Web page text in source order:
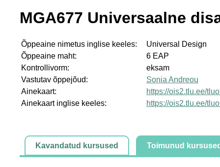
MGA677 Universaalne
Õppeaine nimetus inglise keeles:
Universal Design
Õppeaine maht:
6 EAP
Kontrollivorm:
eksam
Vastutav õppejõud:
Sonia Andreou
Ainekaart:
https://ois2.tlu.ee/
Ainekaart inglise keeles:
https://ois2.tlu.ee/
Kavandatud kursused Toimunud